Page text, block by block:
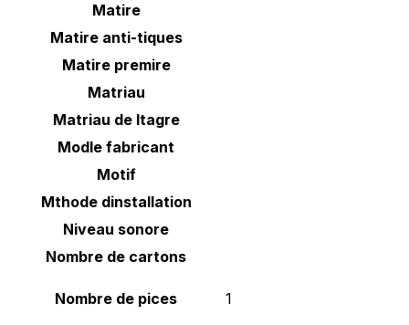
Matire
Matire anti-tiques
Matire premire
Matriau
Matriau de ltagre
Modle fabricant
Motif
Mthode dinstallation
Niveau sonore
Nombre de cartons
Nombre de pices ‎1